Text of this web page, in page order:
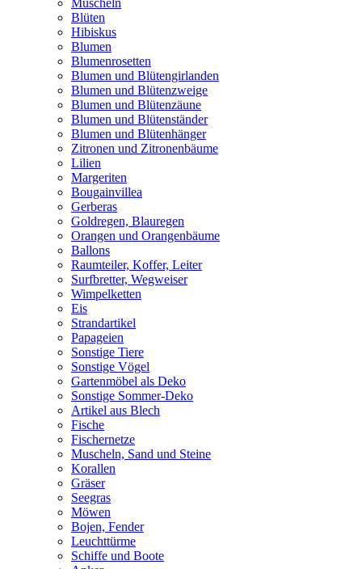
Blüten
Hibiskus
Blumen
Blumenrosetten
Blumen und Blütengirlanden
Blumen und Blütenzweige
Blumen und Blütenzäune
Blumen und Blütenständer
Blumen und Blütenhänger
Zitronen und Zitronenbäume
Lilien
Margeriten
Bougainvillea
Gerberas
Goldregen, Blauregen
Orangen und Orangenbäume
Ballons
Raumteiler, Koffer, Leiter
Surfbretter, Wegweiser
Wimpelketten
Eis
Strandartikel
Papageien
Sonstige Tiere
Sonstige Vögel
Gartenmöbel als Deko
Sonstige Sommer-Deko
Artikel aus Blech
Fische
Fischernetze
Muscheln, Sand und Steine
Korallen
Gräser
Seegras
Möwen
Bojen, Fender
Leuchttürme
Schiffe und Boote